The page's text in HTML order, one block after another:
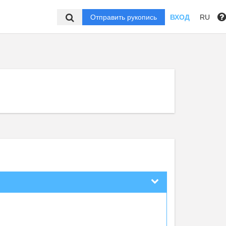
Отправить рукопись ВХОД RU